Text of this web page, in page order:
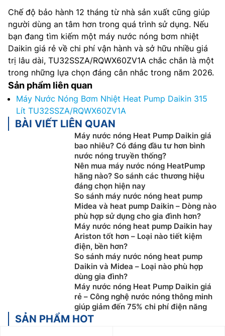
Chế độ bảo hành 12 tháng từ nhà sản xuất cũng giúp
người dùng an tâm hơn trong quá trình sử dụng. Nếu
bạn đang tìm kiếm một máy nước nóng bơm nhiệt
Daikin giá rẻ về chi phí vận hành và sở hữu nhiều giá
trị lâu dài, TU32SSZA/RQWX60ZV1A chắc chắn là một
trong những lựa chọn đáng cân nhắc trong năm 2026.
Sản phẩm liên quan
Máy Nước Nóng Bơm Nhiệt Heat Pump Daikin 315
Lít TU32SSZA/RQWX60ZV1A
BÀI VIẾT LIÊN QUAN
Máy nước nóng Heat Pump Daikin giá
bao nhiêu? Có đáng đầu tư hơn bình
nước nóng truyền thống?
Nên mua máy nước nóng HeatPump
hãng nào? So sánh các thương hiệu
đáng chọn hiện nay
So sánh máy nước nóng heat pump
Midea và heat pump Daikin – Dòng nào
phù hợp sử dụng cho gia đình hơn?
Máy nước nóng heat pump Daikin hay
Ariston tốt hơn – Loại nào tiết kiệm
điện, bền hơn?
So sánh máy nước nóng heat pump
Daikin và Midea – Loại nào phù hợp
dùng gia đình?
Máy nước nóng Heat Pump Daikin giá
rẻ – Công nghệ nước nóng thông minh
giúp giảm đến 75% chi phí điện năng
SẢN PHẨM HOT